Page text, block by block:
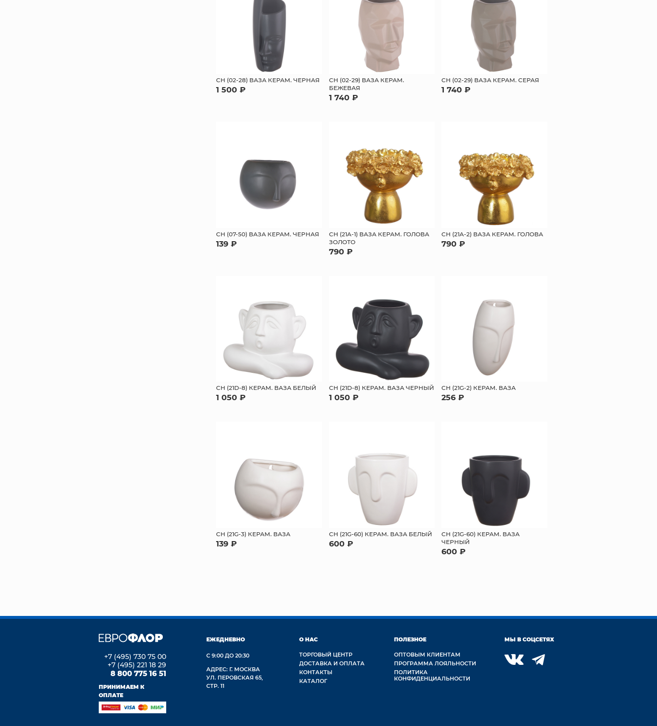
СН (02-28) ВАЗА КЕРАМ. ЧЕРНАЯ
1 500 ₽
СН (02-29) ВАЗА КЕРАМ.
БЕЖЕВАЯ
1 740 ₽
СН (02-29) ВАЗА КЕРАМ. СЕРАЯ
1 740 ₽
СН (07-50) ВАЗА КЕРАМ. ЧЕРНАЯ
139 ₽
СН (21A-1) ВАЗА КЕРАМ. ГОЛОВА
ЗОЛОТО
790 ₽
СН (21A-2) ВАЗА КЕРАМ. ГОЛОВА
790 ₽
СН (21D-8) КЕРАМ. ВАЗА БЕЛЫЙ
1 050 ₽
СН (21D-8) КЕРАМ. ВАЗА ЧЕРНЫЙ
1 050 ₽
СН (21G-2) КЕРАМ. ВАЗА
256 ₽
СН (21G-3) КЕРАМ. ВАЗА
139 ₽
СН (21G-60) КЕРАМ. ВАЗА БЕЛЫЙ
600 ₽
СН (21G-60) КЕРАМ. ВАЗА
ЧЕРНЫЙ
600 ₽
+7 (495) 730 75 00
+7 (495) 221 18 29
8 800 775 16 51
ПРИНИМАЕМ К
ОПЛАТЕ
ЕЖЕДНЕВНО
С 9:00 ДО 20:30
АДРЕС: Г. МОСКВА
УЛ. ПЕРОВСКАЯ 65,
СТР. 11
О НАС
ТОРГОВЫЙ ЦЕНТР
ДОСТАВКА И ОПЛАТА
КОНТАКТЫ
КАТАЛОГ
ПОЛЕЗНОЕ
ОПТОВЫМ КЛИЕНТАМ
ПРОГРАММА ЛОЯЛЬНОСТИ
ПОЛИТИКА
КОНФИДЕНЦИАЛЬНОСТИ
МЫ В СОЦСЕТЯХ